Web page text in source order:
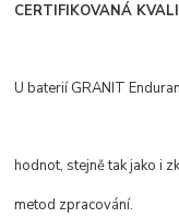
CERTIFIKOVANÁ
U baterií GRANIT
hodnot, stejně tak jako i
metod zpracování.